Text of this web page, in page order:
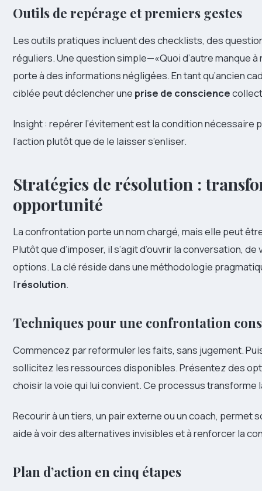
Outils de repérage et premiers gestes
Les outils pratiques incluent des checklists, des
réguliers. Une question simple—«Quoi d’autre manque
porte à des informations négligées. En tant qu’ancien
ciblée peut déclencher une prise de conscience
Insight : repérer l’évitement est la condition nécessaire
l’action plutôt que de le laisser s’enliser.
Stratégies de résolution :
opportunité
La confrontation porte un nom chargé, mais elle peut
Plutôt que d’imposer, il s’agit d’ouvrir la conversation,
options. La clé réside dans une méthodologie
l’résolution.
Techniques pour une confrontation
Commencez par reformuler les faits, sans jugement.
sollicitez les ressources disponibles. Présentez des
choisir la voie qui lui convient. Ce processus transforme
Recourir à un tiers, un pair externe ou un coach, permet
aide à voir des alternatives invisibles et à renforcer la
Plan d’action en cinq étapes